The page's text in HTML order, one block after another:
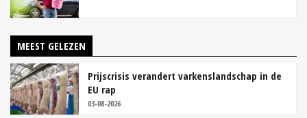
MEEST GELEZEN
Prijscrisis verandert varkenslandschap in de
EU rap
03-08-2026